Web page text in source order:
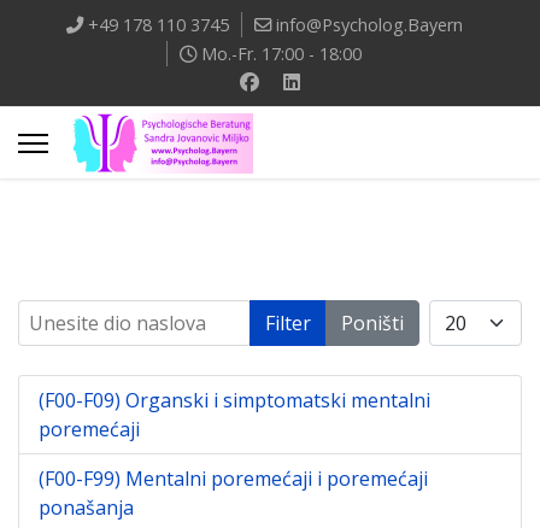
+49 178 110 3745
info@Psycholog.Bayern
Mo.-Fr. 17:00 - 18:00
Unesite dio naslova Filter Poništi Prikaz #
(F00-F09) Organski i simptomatski mentalni
poremećaji
(F00-F99) Mentalni poremećaji i poremećaji
ponašanja